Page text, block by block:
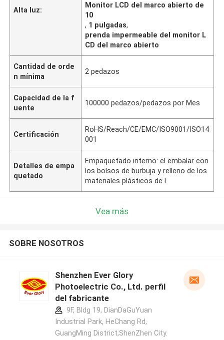
Alta luz:
Monitor LCD del marco abierto de
10
, 1 pulgadas,
prenda impermeable del monitor L
CD del marco abierto
Cantidad de orde
n mínima
2 pedazos
Capacidad de la f
uente
100000 pedazos/pedazos por Mes
Certificación
RoHS/Reach/CE/EMC/ISO9001/ISO14
001
Detalles de empa
quetado
Empaquetado interno: el embalar con
los bolsos de burbuja y relleno de los
materiales plásticos de l
Vea más
SOBRE NOSOTROS
Shenzhen Ever Glory
Photoelectric Co., Ltd. perfil
del fabricante
9F, Bldg 19, DianDaGuYuan
Industrial Park, HeChang Rd,
GuangMing District,ShenZhen City.